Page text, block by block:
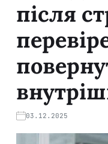
після
03.12.2025